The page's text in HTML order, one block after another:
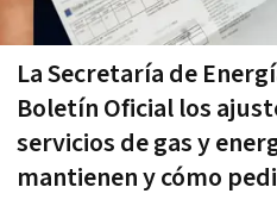
La Secretaría de
Boletín Oficial los
servicios de gas y
mantienen y cómo